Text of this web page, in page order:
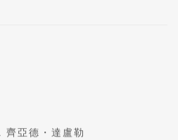
亞德・達盧勒